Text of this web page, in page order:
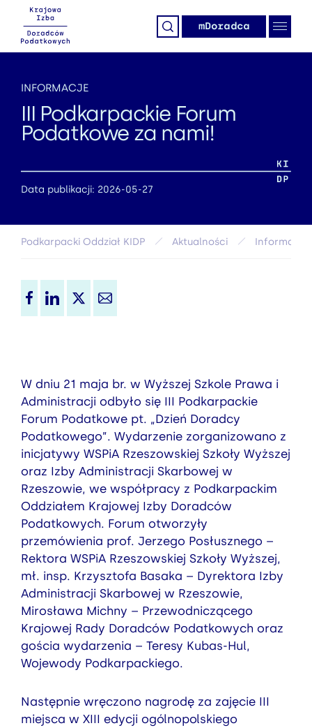
mDoradca
INFORMACJE
III Podkarpackie Forum
Podatkowe za nami!
Data publikacji: 2026-05-27
Podkarpacki Oddział KIDP Aktualności Informacje
W dniu 21 maja br. w Wyższej Szkole Prawa i
Administracji odbyło się III Podkarpackie
Forum Podatkowe pt. „Dzień Doradcy
Podatkowego”. Wydarzenie zorganizowano z
inicjatywy WSPiA Rzeszowskiej Szkoły Wyższej
oraz Izby Administracji Skarbowej w
Rzeszowie, we współpracy z Podkarpackim
Oddziałem Krajowej Izby Doradców
Podatkowych. Forum otworzyły
przemówienia prof. Jerzego Posłusznego –
Rektora WSPiA Rzeszowskiej Szkoły Wyższej,
mł. insp. Krzysztofa Basaka – Dyrektora Izby
Administracji Skarbowej w Rzeszowie,
Mirosława Michny – Przewodniczącego
Krajowej Rady Doradców Podatkowych oraz
gościa wydarzenia – Teresy Kubas-Hul,
Wojewody Podkarpackiego.
Następnie wręczono nagrodę za zajęcie III
miejsca w XIII edycji ogólnopolskiego